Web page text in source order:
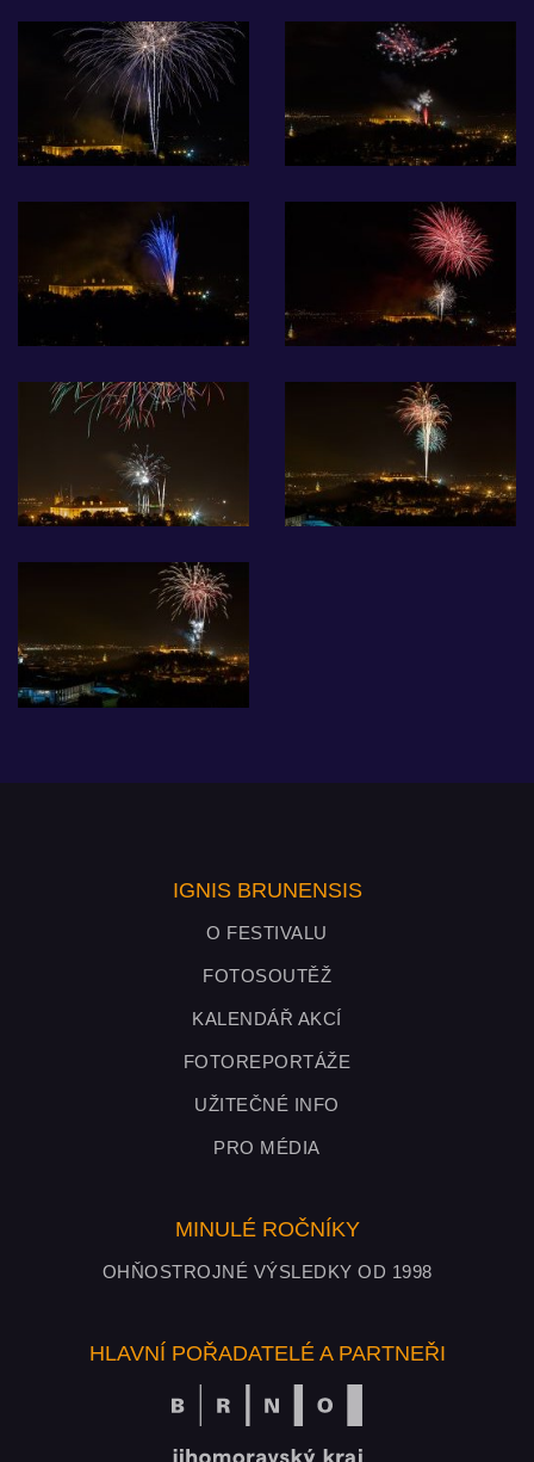
IGNIS BRUNENSIS
O FESTIVALU
FOTOSOUTĚŽ
KALENDÁŘ AKCÍ
FOTOREPORTÁŽE
UŽITEČNÉ INFO
PRO MÉDIA
MINULÉ ROČNÍKY
OHŇOSTROJNÉ VÝSLEDKY OD 1998
HLAVNÍ POŘADATELÉ A PARTNEŘI